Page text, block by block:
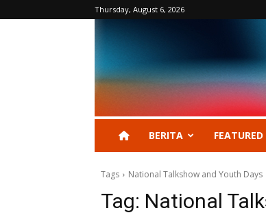
Thursday, August 6, 2026
BERITA FEATURED
Tags National Talkshow and Youth Days
Tag: National